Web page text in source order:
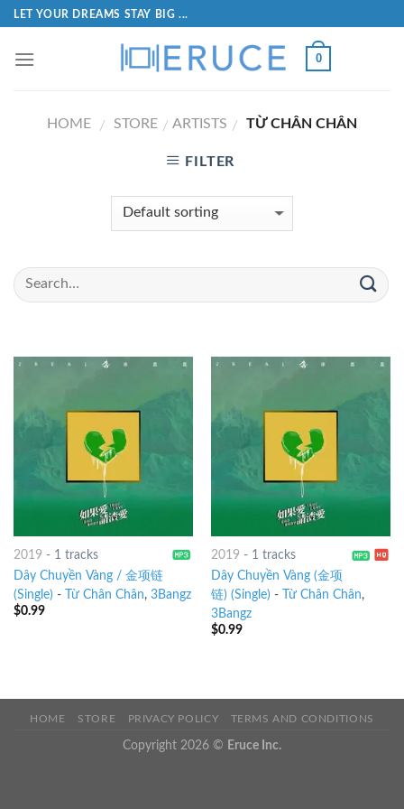
LET YOUR DREAMS STAY BIG ...
0
HOME / STORE / ARTISTS / TỪ CHÂN CHÂN
FILTER
2019 - 1 tracks
Dây Chuyền Vàng / 金项链
(Single) - Từ Chân Chân, 3Bangz
$0.99
2019 - 1 tracks
Dây Chuyền Vàng (金项
链) (Single) - Từ Chân Chân,
3Bangz
$0.99
HOME STORE PRIVACY POLICY TERMS AND CONDITIONS
Copyright 2026 © Eruce Inc.